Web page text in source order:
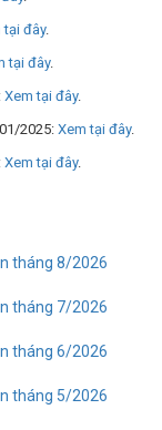
tại đây.
tại đây.
Xem tại đây.
2025: Xem tại đây.
Xem tại đây.
tháng 8/2026
tháng 7/2026
tháng 6/2026
tháng 5/2026